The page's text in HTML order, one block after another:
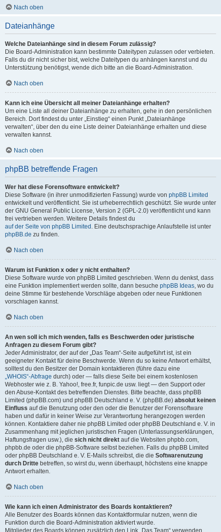
Nach oben
Dateianhänge
Welche Dateianhänge sind in diesem Forum zulässig?
Die Board-Administration kann bestimmte Dateitypen zulassen oder verbieten.
Falls du dir nicht sicher bist, welche Dateitypen du anhängen kannst und du
Unterstützung benötigst, wende dich bitte an die Board-Administration.
Nach oben
Kann ich eine Übersicht all meiner Dateianhänge erhalten?
Um eine Liste all deiner Dateianhänge zu erhalten, gehe in den persönlichen
Bereich. Dort findest du unter „Einstieg“ einen Punkt „Dateianhänge
verwalten“, über den du eine Liste deiner Dateianhänge erhalten und diese
verwalten kannst.
Nach oben
phpBB betreffende Fragen
Wer hat diese Forensoftware entwickelt?
Diese Software (in ihrer unmodifizierten Fassung) wurde von phpBB Limited
entwickelt und veröffentlicht. Sie ist urheberrechtlich geschützt. Sie wurde unter
der GNU General Public License, Version 2 (GPL-2.0) veröffentlicht und kann
frei vertrieben werden. Weitere Details findest du
auf der Seite von phpBB Limited . Eine deutschsprachige Anlaufstelle ist unter
phpBB.de zu finden.
Nach oben
Warum ist Funktion x oder y nicht enthalten?
Diese Software wurde von phpBB Limited geschrieben. Wenn du denkst, dass
eine Funktion implementiert werden sollte, dann besuche phpBB Ideas, wo du
deine Stimme für bestehende Vorschläge abgeben oder neue Funktionen
vorschlagen kannst.
Nach oben
An wen soll ich mich wenden, falls es Beschwerden oder juristische
Anfragen zu diesem Forum gibt?
Jeder Administrator, der auf der „Das Team“-Seite aufgeführt ist, ist ein
geeigneter Kontakt für deine Beschwerde. Wenn du so keine Antwort erhältst,
solltest du den Besitzer der Domain kontaktieren (führe dazu eine
„WHOIS“-Abfrage durch) oder — falls diese Seite bei einem kostenlosen
Webhoster wie z. B. Yahoo!, free.fr, funpic.de usw. liegt — den Support oder
den Abuse-Kontakt des betreffenden Dienstes. Bitte beachte, dass phpBB
Limited (phpBB.com) und phpBB Deutschland e. V. (phpBB.de) absolut keinen
Einfluss auf die Benutzung oder den oder die Benutzer der Forensoftware
haben und dafür in keiner Weise zur Verantwortung herangezogen werden
können. Kontaktiere daher nie phpBB Limited oder phpBB Deutschland e. V. in
Zusammenhang mit jeglichen juristischen Fragen (Unterlassungserklärungen,
Haftungsfragen usw.), die sich nicht direkt auf die Websiten phpbb.com,
phpbb.de oder die phpBB-Software selbst beziehen. Falls du phpBB Limited
oder phpBB Deutschland e. V. E-Mails schreibst, die die Softwarenutzung
durch Dritte betreffen, so wirst du, wenn überhaupt, höchstens eine knappe
Antwort erhalten.
Nach oben
Wie kann ich einen Administrator des Boards kontaktieren?
Alle Benutzer des Boards können das Kontaktformular nutzen, wenn die
Funktion durch die Board-Administration aktiviert wurde.
Mitglieder des Boards können zusätzlich den Link „Das Team“ verwenden.